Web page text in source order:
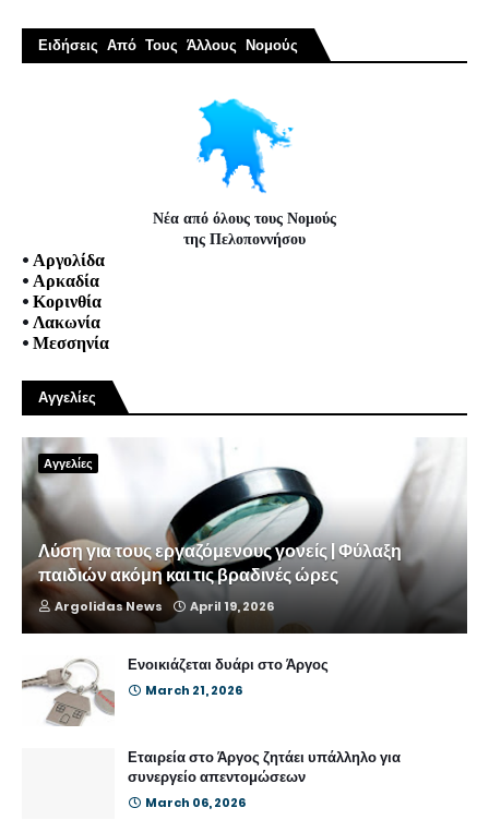
Ειδήσεις Από Τους Άλλους Νομούς
Νέα από όλους τους Νομούς
της Πελοποννήσου
• Αργολίδα
• Αρκαδία
• Κορινθία
• Λακωνία
• Μεσσηνία
Αγγελίες
Αγγελίες
Λύση για τους εργαζόμενους γονείς | Φύλαξη
παιδιών ακόμη και τις βραδινές ώρες
Argolidas News April 19, 2026
Ενοικιάζεται δυάρι στο Άργος
March 21, 2026
Εταιρεία στο Άργος ζητάει υπάλληλο για
συνεργείο απεντομώσεων
March 06, 2026